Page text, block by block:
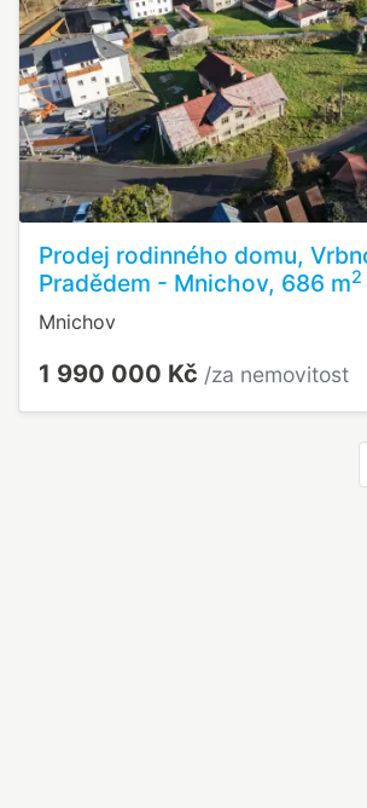
Prodej rodinného domu,
Pradědem - Mnichov, 686 m2
Mnichov
1 990 000 Kč /za nemovitost